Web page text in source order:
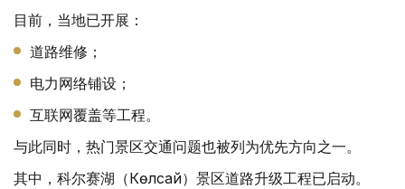
目前，当地已开展：
道路维修；
电力网络铺设；
互联网覆盖等工程。
与此同时，热门景区交通问题也被列为优先方向之一。
其中，科尔赛湖（Көлсай）景区道路升级工程已启动。